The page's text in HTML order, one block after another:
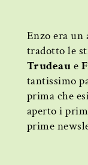
Enzo era un
tradotto le
Trudeau e
tantissimo
prima che
aperto i
prime